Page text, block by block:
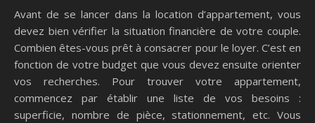
Avant de se lancer dans la location d’appartement, vous
devez bien vérifier la situation financière de votre couple.
Combien êtes-vous prêt à consacrer pour le loyer. C’est en
fonction de votre budget que vous devez ensuite orienter
vos recherches. Pour trouver votre appartement,
commencez par établir une liste de vos besoins :
superficie, nombre de pièce, stationnement, etc. Vous